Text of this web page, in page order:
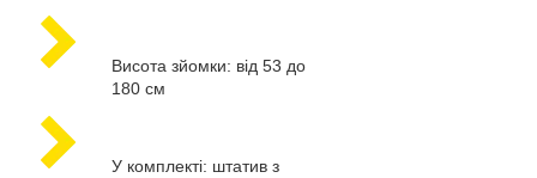
Висота зйомки: від 53 до
180 см
У комплекті: штатив з